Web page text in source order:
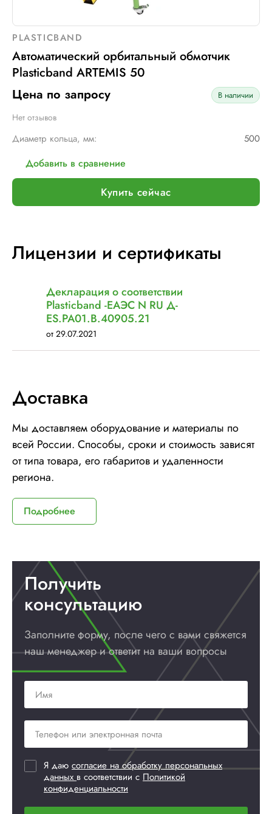
PLASTICBAND
Автоматический орбитальный обмотчик
Plasticband ARTEMIS 50
Цена по запросу
В наличии
Нет отзывов
Диаметр кольца, мм: 500
Добавить в сравнение
Купить сейчас
Лицензии и сертификаты
Декларация о соответствии
Plasticband -ЕАЭС N RU Д-
ES.РА01.В.40905.21
от 29.07.2021
Доставка
Мы доставляем оборудование и материалы по
всей России. Способы, сроки и стоимость зависят
от типа товара, его габаритов и удаленности
региона.
Подробнее
Получить
консультацию
Заполните форму, после чего с вами свяжется
наш менеджер и ответит на ваши вопросы
Я даю согласие на обработку персональных
данныхв соответствии с Политикой
конфиденциальности